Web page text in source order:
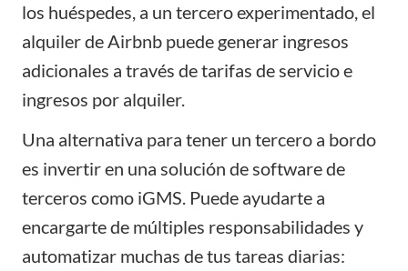
los huéspedes, a un tercero experimentado, el
alquiler de Airbnb puede generar ingresos
adicionales a través de tarifas de servicio e
ingresos por alquiler.
Una alternativa para tener un tercero a bordo
es invertir en una solución de software de
terceros como iGMS. Puede ayudarte a
encargarte de múltiples responsabilidades y
automatizar muchas de tus tareas diarias: